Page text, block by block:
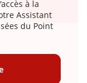
à la
Assistant
du Point